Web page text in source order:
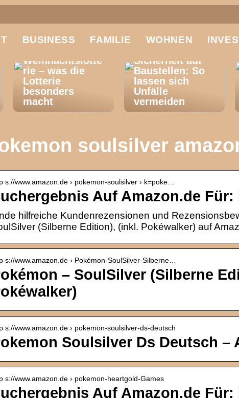
BUSINESS FAMILIE WOHNEN
Weihnachtslotte
rie – was die
Lotterie
besonders
macht
Sicherheit auf
Baustellen: So
lassen sich
Unfälle
vermeiden
soulsilver
s://www.amazon.de › pokemon-soulsilver › k=poke…
Auf Amazon.de
hilfreiche Kundenrezensionen und
(Silberne Edition), (inkl. Pokéwalker) auf
s://www.amazon.de › Pokémon-SoulSilver-Silberne…
– SoulSilver (Silberne
s://www.amazon.de › pokemon-soulsilver-ds-deutsch
Soulsilver Ds Deutsch –
s://www.amazon.de › pokemon-heartgold-Games
Auf Amazon.de